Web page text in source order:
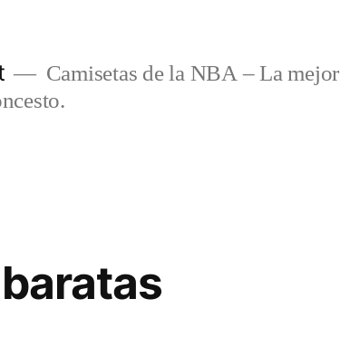
Camisetas de la NBA – La mejor